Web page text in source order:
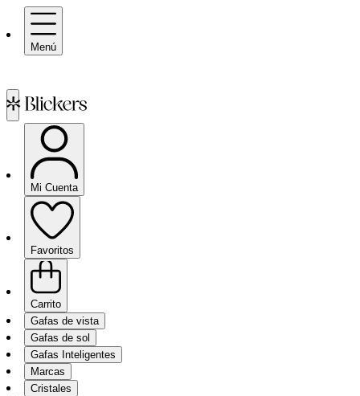
Menú
Mi Cuenta
Favoritos
Carrito
Gafas de vista
Gafas de sol
Gafas Inteligentes
Marcas
Cristales